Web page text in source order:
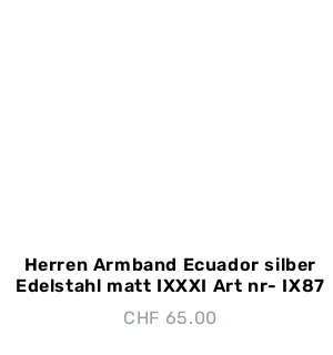
Herren Armband Ecuador silber
Edelstahl matt IXXXI Art nr- IX87
CHF 65.00